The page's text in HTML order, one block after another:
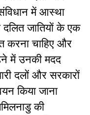
में आस्था
जातियों के एक
करना चाहिए और
में उनकी मदद
दलों और सरकारों
किया जाना
की